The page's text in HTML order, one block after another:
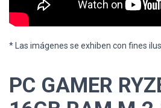
* Las imágenes se exhiben con fines
PC GAMER